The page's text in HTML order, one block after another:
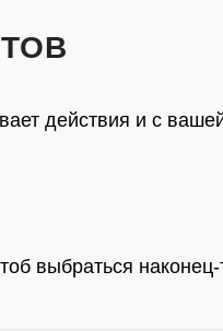
действия и с
выбраться